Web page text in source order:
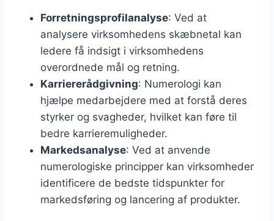
Forretningsprofilanalyse: Ved at
analysere virksomhedens skæbnetal kan
ledere få indsigt i virksomhedens
overordnede mål og retning.
Karriererådgivning: Numerologi kan
hjælpe medarbejdere med at forstå deres
styrker og svagheder, hvilket kan føre til
bedre karrieremuligheder.
Markedsanalyse: Ved at anvende
numerologiske principper kan virksomheder
identificere de bedste tidspunkter for
markedsføring og lancering af produkter.